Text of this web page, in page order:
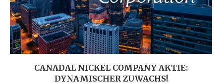
CANADAL NICKEL COMPANY AKTIE:
DYNAMISCHER ZUWACHS!